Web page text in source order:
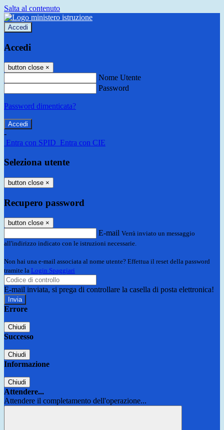
Salta al contenuto
Accedi
Accedi
button close ×
Nome Utente
Password
Password dimenticata?
-
Entra con SPID Entra con CIE
Seleziona utente
button close ×
Recupero password
button close ×
E-mail Verrà inviato un messaggio
all'indirizzo indicato con le istruzioni necessarie.
Non hai una e-mail associata al nome utente? Effettua il reset della password
tramite la Login Spaggiari
E-mail inviata, si prega di controllare la casella di posta elettronica!
Errore
Chiudi
Successo
Chiudi
Informazione
Chiudi
Attendere...
Attendere il completamento dell'operazione...